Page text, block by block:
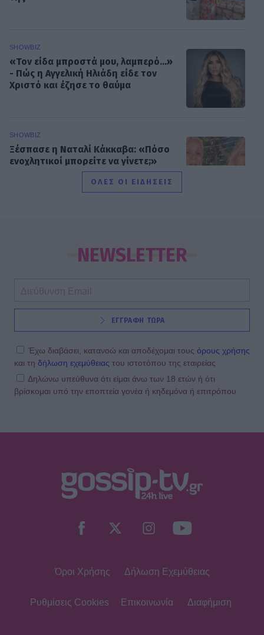
SHOWBIZ
«Τον είδα μπροστά μου, λαμπερό…»
- Πώς η Αγγελική Ηλιάδη είδε τον
Χριστό και έζησε το θαύμα
SHOWBIZ
Ξέσπασε η Ναταλί Κάκκαβα: «Πόσο
ενοχλητικοί μπορείτε να γίνετε;»
SHOWBIZ
Από την εκκλησία στην ξαπλώστρα:
Καινούργιου με μαγιό και το
προσκύνημα
MEDIA
Κρατερός Κατσούλης: «Δεν υπάρχει
γκρινιάζει ο γιος της - Η ανάρτηση
ΟΛΕΣ ΟΙ ΕΙΔΗΣΕΙΣ
NEWSLETTER
ΕΓΓΡΑΦΗ ΤΩΡΑ
Έχω διαβάσει, κατανοώ και αποδέχομαι τους όρους χρήσης
και τη δήλωση εχεμύθειας του ιστοτόπου της εταιρείας
Δηλώνω υπεύθυνα ότι είμαι άνω των 18 ετών ή ότι
βρίσκομαι υπό την εποπτεία γονέα ή κηδεμόνα ή επιτρόπου
Όροι Χρήσης Δήλωση Εχεμύθειας
Ρυθμίσεις Cookies Επικοινωνία Διαφήμιση